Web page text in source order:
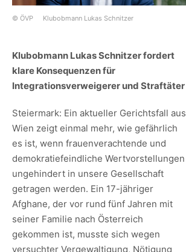
© ÖVP Klubobmann Lukas Schnitzer
Klubobmann Lukas Schnitzer fordert
klare Konsequenzen für
Integrationsverweigerer und Straftäter
Steiermark: Ein aktueller Gerichtsfall aus
Wien zeigt einmal mehr, wie gefährlich
es ist, wenn frauenverachtende und
demokratiefeindliche Wertvorstellungen
ungehindert in unsere Gesellschaft
getragen werden. Ein 17-jähriger
Afghane, der vor rund fünf Jahren mit
seiner Familie nach Österreich
gekommen ist, musste sich wegen
versuchter Vergewaltigung, Nötigung